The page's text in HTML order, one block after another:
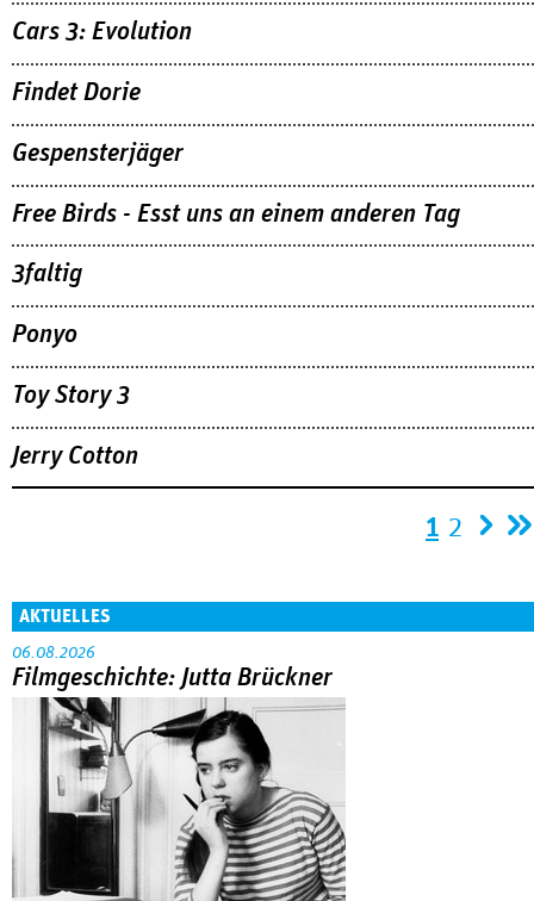
Cars 3: Evolution
Findet Dorie
Gespensterjäger
Free Birds - Esst uns an einem anderen Tag
3faltig
Ponyo
Toy Story 3
Jerry Cotton
1 2
AKTUELLES
06.08.2026
Filmgeschichte: Jutta Brückner